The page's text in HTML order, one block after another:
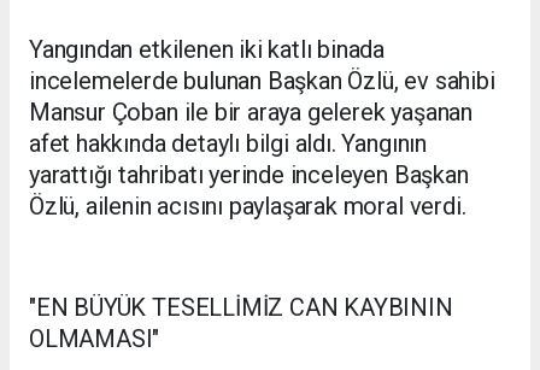
Yangından etkilenen iki katlı binada
incelemelerde bulunan Başkan Özlü, ev sahibi
Mansur Çoban ile bir araya gelerek yaşanan
afet hakkında detaylı bilgi aldı. Yangının
yarattığı tahribatı yerinde inceleyen Başkan
Özlü, ailenin acısını paylaşarak moral verdi.
"EN BÜYÜK TESELLİMİZ CAN KAYBININ
OLMAMASI"